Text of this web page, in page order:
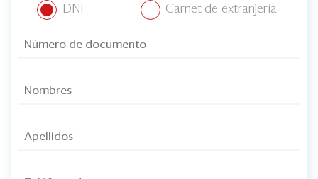
DNI Carnet de extranjería